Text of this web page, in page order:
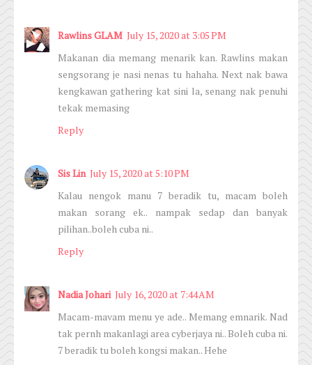
Rawlins GLAM July 15, 2020 at 3:05 PM
Makanan dia memang menarik kan. Rawlins makan
sengsorang je nasi nenas tu hahaha. Next nak bawa
kengkawan gathering kat sini la, senang nak penuhi
tekak memasing
Reply
Sis Lin July 15, 2020 at 5:10 PM
Kalau nengok manu 7 beradik tu, macam boleh
makan sorang ek.. nampak sedap dan banyak
pilihan..boleh cuba ni..
Reply
Nadia Johari July 16, 2020 at 7:44 AM
Macam-mavam menu ye ade.. Memang emnarik. Nad
tak pernh makanlagi area cyberjaya ni.. Boleh cuba ni.
7 beradik tu boleh kongsi makan.. Hehe